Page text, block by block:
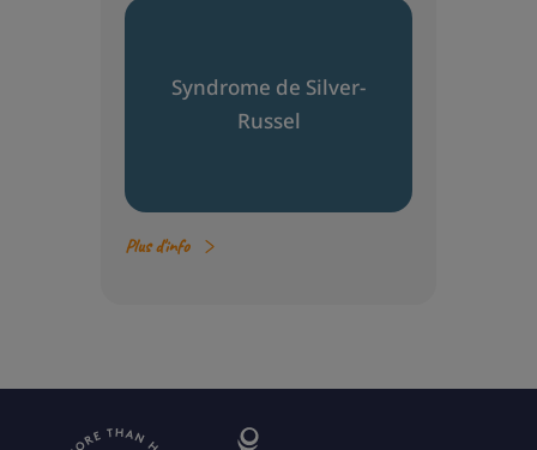
Syndrome de Silver-
Russel
Plus d'info